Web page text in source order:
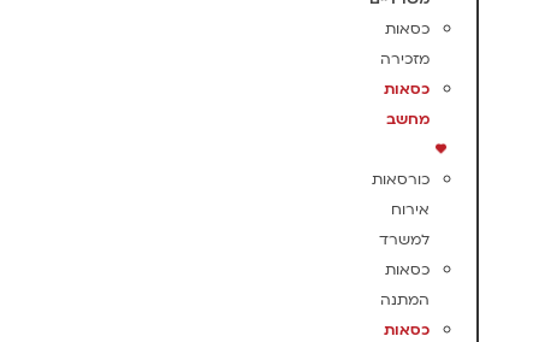
כסאות
מזכירה
כסאות
מחשב
כורסאות
אירוח
למשרד
כסאות
המתנה
כסאות